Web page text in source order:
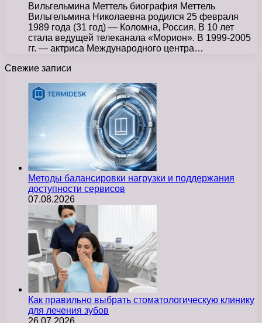
Вильгельмина Меттель биография Меттель
Вильгельмина Николаевна родился 25 февраля
1989 года (31 год) — Коломна, Россия. В 10 лет
стала ведущей телеканала «Морион». В 1999-2005
гг. — актриса Международного центра…
Свежие записи
Методы балансировки нагрузки и поддержания
доступности сервисов
07.08.2026
Как правильно выбрать стоматологическую клинику
для лечения зубов
26.07.2026